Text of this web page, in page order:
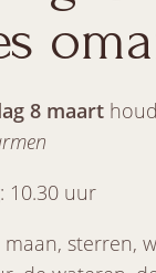
8 maart
10.30 uur
maan, sterren,